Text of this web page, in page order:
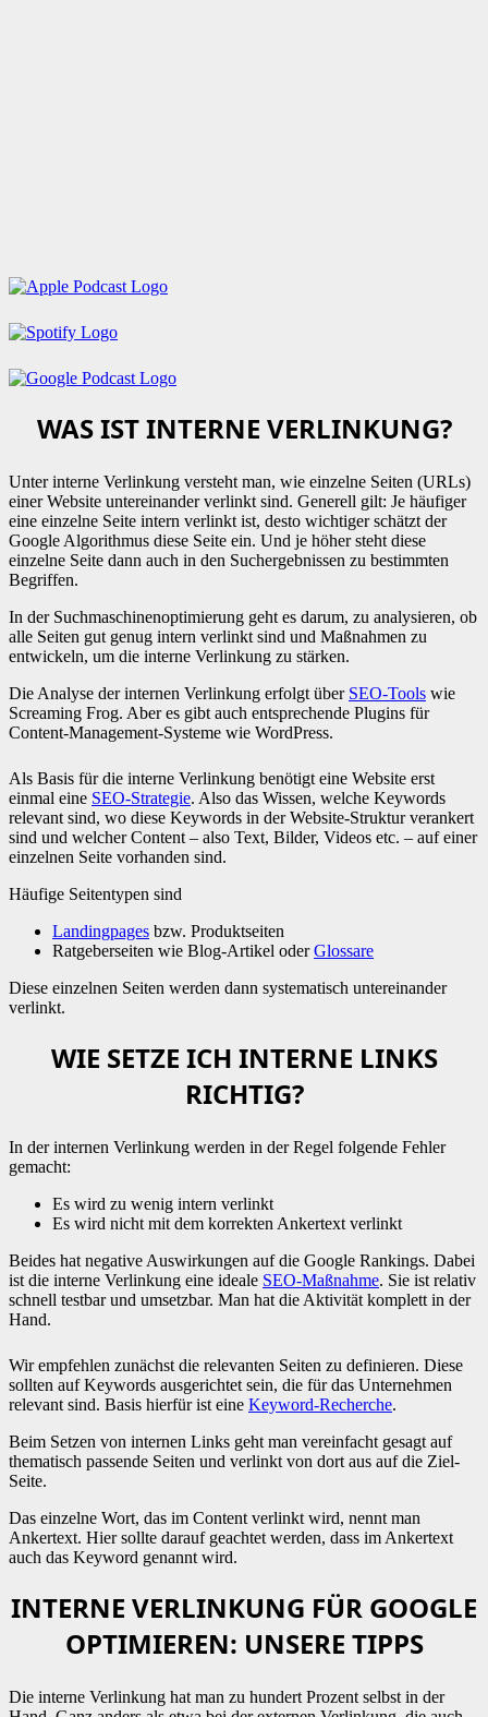
WAS IST INTERNE VERLINKUNG?
Unter interne Verlinkung versteht man, wie einzelne Seiten (URLs)
einer Website untereinander verlinkt sind. Generell gilt: Je häufiger
eine einzelne Seite intern verlinkt ist, desto wichtiger schätzt der
Google Algorithmus diese Seite ein. Und je höher steht diese
einzelne Seite dann auch in den Suchergebnissen zu bestimmten
Begriffen.
In der Suchmaschinenoptimierung geht es darum, zu analysieren, ob
alle Seiten gut genug intern verlinkt sind und Maßnahmen zu
entwickeln, um die interne Verlinkung zu stärken.
Die Analyse der internen Verlinkung erfolgt über SEO-Tools wie
Screaming Frog. Aber es gibt auch entsprechende Plugins für
Content-Management-Systeme wie WordPress.
Als Basis für die interne Verlinkung benötigt eine Website erst
einmal eine SEO-Strategie. Also das Wissen, welche Keywords
relevant sind, wo diese Keywords in der Website-Struktur verankert
sind und welcher Content – also Text, Bilder, Videos etc. – auf einer
einzelnen Seite vorhanden sind.
Häufige Seitentypen sind
Landingpages bzw. Produktseiten
Ratgeberseiten wie Blog-Artikel oderGlossare
Diese einzelnen Seiten werden dann systematisch untereinander
verlinkt.
WIE SETZE ICH INTERNE LINKS
RICHTIG?
In der internen Verlinkung werden in der Regel folgende Fehler
gemacht:
Es wird zu wenig intern verlinkt
Es wird nicht mit dem korrekten Ankertext verlinkt
Beides hat negative Auswirkungen auf die Google Rankings. Dabei
ist die interne Verlinkung eine ideale SEO-Maßnahme. Sie ist relativ
schnell testbar und umsetzbar. Man hat die Aktivität komplett in der
Hand.
Wir empfehlen zunächst die relevanten Seiten zu definieren. Diese
sollten auf Keywords ausgerichtet sein, die für das Unternehmen
relevant sind. Basis hierfür ist eine Keyword-Recherche.
Beim Setzen von internen Links geht man vereinfacht gesagt auf
thematisch passende Seiten und verlinkt von dort aus auf die Ziel-
Seite.
Das einzelne Wort, das im Content verlinkt wird, nennt man
Ankertext. Hier sollte darauf geachtet werden, dass im Ankertext
auch das Keyword genannt wird.
INTERNE VERLINKUNG FÜR GOOGLE
OPTIMIEREN: UNSERE TIPPS
Die interne Verlinkung hat man zu hundert Prozent selbst in der